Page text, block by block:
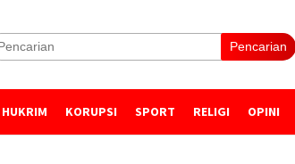
Pencarian
HUKRIM KORUPSI SPORT RELIGI OPINI